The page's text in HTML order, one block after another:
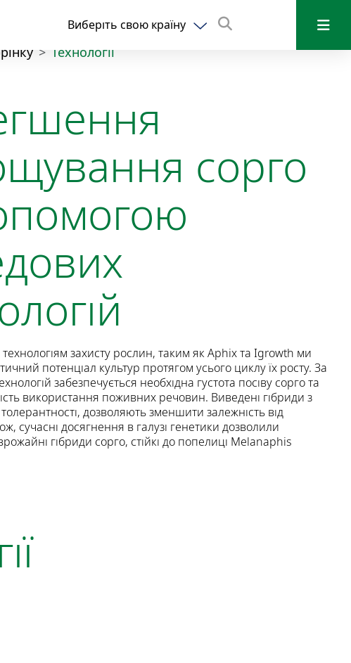
Виберіть свою країну
Технології
сорго
технологіям захисту рослин, таким як Aphix та Igrowth ми
потенціал культур протягом усього циклу їх росту. За
забезпечується необхідна густота посіву сорго та
використання поживних речовин. Виведені гібриди з
дозволяють зменшити залежність від
сучасні досягнення в галузі генетики дозволили
гібриди сорго, стійкі до попелиці Melanaphis